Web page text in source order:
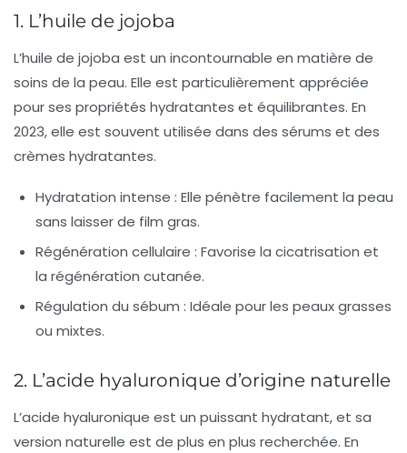
1. L’huile de jojoba
L’huile de jojoba est un incontournable en matière de
soins de la peau. Elle est particulièrement appréciée
pour ses propriétés hydratantes et équilibrantes. En
2023, elle est souvent utilisée dans des sérums et des
crèmes hydratantes.
Hydratation intense : Elle pénètre facilement la peau
sans laisser de film gras.
Régénération cellulaire : Favorise la cicatrisation et
la régénération cutanée.
Régulation du sébum : Idéale pour les peaux grasses
ou mixtes.
2. L’acide hyaluronique d’origine naturelle
L’acide hyaluronique est un puissant hydratant, et sa
version naturelle est de plus en plus recherchée. En